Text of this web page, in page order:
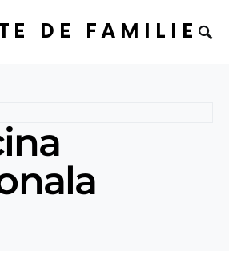
DE FAMILIE